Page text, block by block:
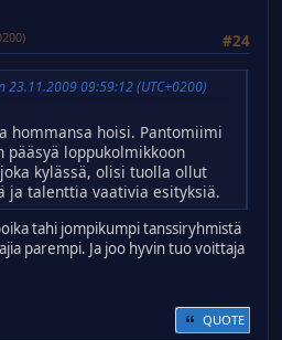
#24
23.11.2009 09:59:12 (UTC+0200)
hommansa hoisi. Pantomiimi
pääsyä loppukolmikkoon
kylässä, olisi tuolla ollut
ja talenttia vaativia esityksiä.
tahi jompikumpi tanssiryhmistä
parempi. Ja joo hyvin tuo voittaja
QUOTE